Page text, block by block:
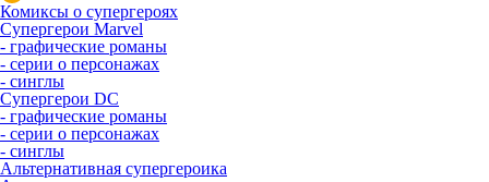
Комиксы о супергероях
Супергерои Marvel
- графические романы
- серии о персонажах
- синглы
Супергерои DC
- графические романы
- серии о персонажах
- синглы
Альтернативная супергероика